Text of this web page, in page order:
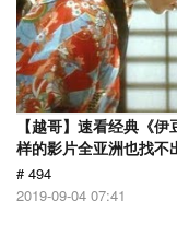
【越哥】速看经典《
样的影片全亚洲也找不
# 494
2019-09-04 07:41